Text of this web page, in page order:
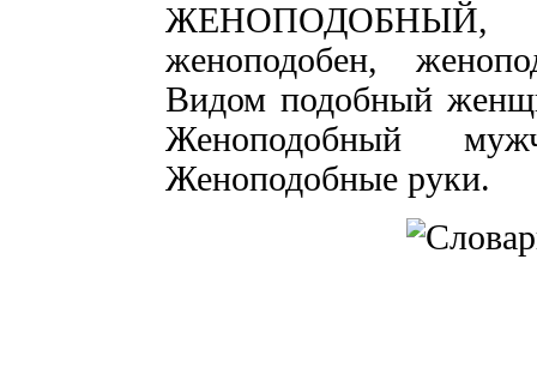
ЖЕНОПОДОБНЫЙ,
женоподобен,
Видом подобный
Женоподобный
Женоподобные руки.